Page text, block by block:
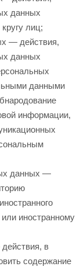
данных
лиц;
— действия,
данных
данными
информации,
данных —
иностранному
в
содержание